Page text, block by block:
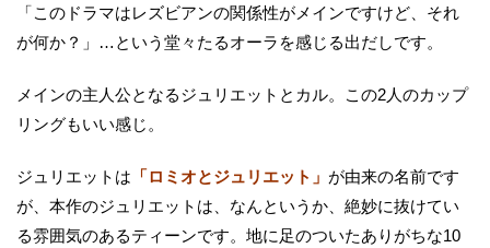
「このドラマはレズビアンの関係性がメインですけど、それ
が何か？」…という堂々たるオーラを感じる出だしです。
メインの主人公となるジュリエットとカル。この2人のカップ
リングもいい感じ。
ジュリエットは 「ロミオとジュリエット」 が由来の名前です
が、本作のジュリエットは、なんというか、絶妙に抜けてい
る雰囲気のあるティーンです。地に足のついたありがちな10